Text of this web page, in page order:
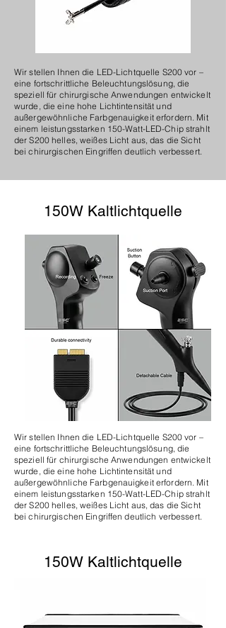
Wir stellen Ihnen die LED-Lichtquelle S200 vor –
eine fortschrittliche Beleuchtungslösung, die
speziell für chirurgische Anwendungen entwickelt
wurde, die eine hohe Lichtintensität und
außergewöhnliche Farbgenauigkeit erfordern. Mit
einem leistungsstarken 150-Watt-LED-Chip strahlt
der S200 helles, weißes Licht aus, das die Sicht
bei chirurgischen Eingriffen deutlich verbessert.
150W Kaltlichtquelle
Wir stellen Ihnen die LED-Lichtquelle S200 vor –
eine fortschrittliche Beleuchtungslösung, die
speziell für chirurgische Anwendungen entwickelt
wurde, die eine hohe Lichtintensität und
außergewöhnliche Farbgenauigkeit erfordern. Mit
einem leistungsstarken 150-Watt-LED-Chip strahlt
der S200 helles, weißes Licht aus, das die Sicht
bei chirurgischen Eingriffen deutlich verbessert.
150W Kaltlichtquelle